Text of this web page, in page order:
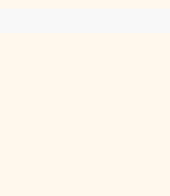
三十了，够成熟有本事给她所有，可她归
，如有雷同，纯属巧合。———?